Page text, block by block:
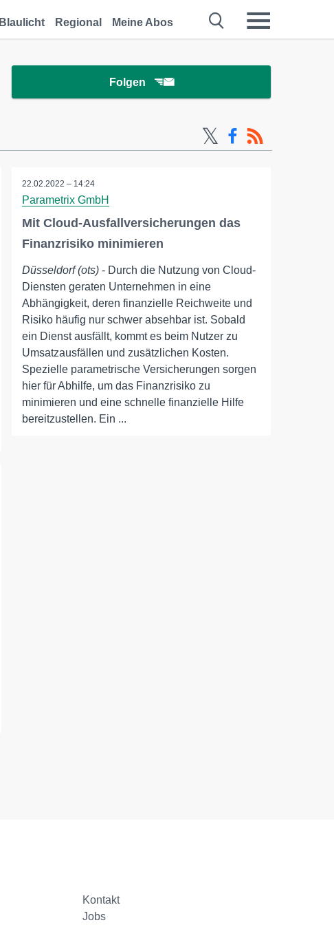
Blaulicht Regional Meine Abos
Folgen
22.02.2022 – 14:24
Parametrix GmbH
Mit Cloud-Ausfallversicherungen das
Finanzrisiko minimieren
Düsseldorf (ots) - Durch die Nutzung von Cloud-
Diensten geraten Unternehmen in eine
Abhängigkeit, deren finanzielle Reichweite und
Risiko häufig nur schwer absehbar ist. Sobald
ein Dienst ausfällt, kommt es beim Nutzer zu
Umsatzausfällen und zusätzlichen Kosten.
Spezielle parametrische Versicherungen sorgen
hier für Abhilfe, um das Finanzrisiko zu
minimieren und eine schnelle finanzielle Hilfe
bereitzustellen. Ein ...
Kontakt
Jobs